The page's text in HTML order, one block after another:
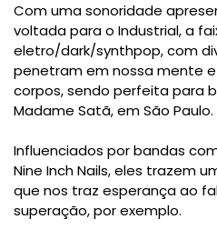
Com uma sonoridade
voltada para o Industrial, a
eletro/dark/synthpop, com
penetram em nossa mente
corpos, sendo perfeita para
Madame Satã, em São Paulo.
Influenciados por bandas
Nine Inch Nails, eles trazem
que nos traz esperança ao
superação, por exemplo.